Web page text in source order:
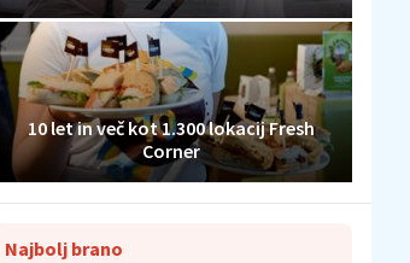
10 let in več kot 1.300 lokacij Fresh
Corner
Najbolj brano